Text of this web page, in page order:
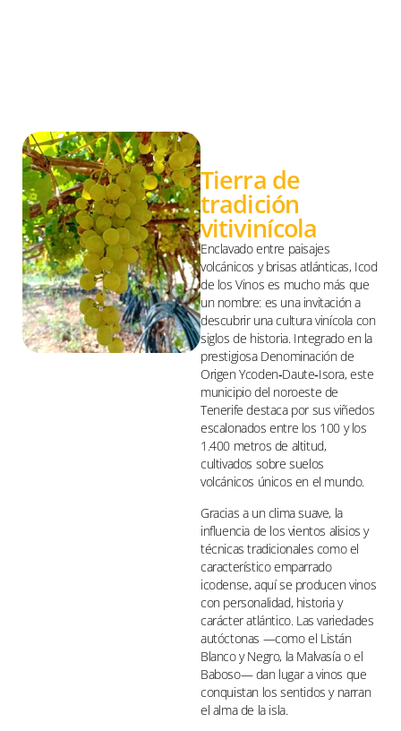
Tierra de
tradición
vitivinícola
Enclavado entre paisajes
volcánicos y brisas atlánticas, Icod
de los Vinos es mucho más que
un nombre: es una invitación a
descubrir una cultura vinícola con
siglos de historia. Integrado en la
prestigiosa Denominación de
Origen Ycoden‑Daute‑Isora, este
municipio del noroeste de
Tenerife destaca por sus viñedos
escalonados entre los 100 y los
1.400 metros de altitud,
cultivados sobre suelos
volcánicos únicos en el mundo.
Gracias a un clima suave, la
influencia de los vientos alisios y
técnicas tradicionales como el
característico emparrado
icodense, aquí se producen vinos
con personalidad, historia y
carácter atlántico. Las variedades
autóctonas —como el Listán
Blanco y Negro, la Malvasía o el
Baboso— dan lugar a vinos que
conquistan los sentidos y narran
el alma de la isla.